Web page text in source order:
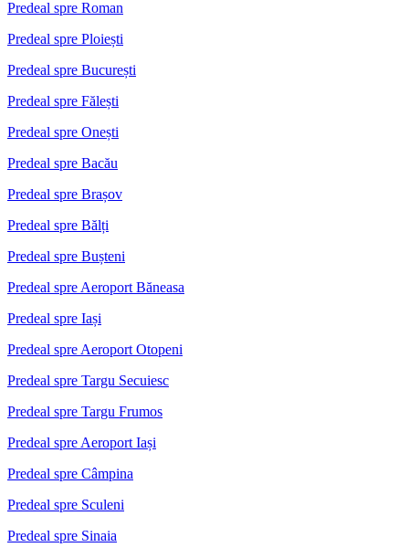
Predeal spre Roman
Predeal spre Ploiești
Predeal spre București
Predeal spre Fălești
Predeal spre Onești
Predeal spre Bacău
Predeal spre Brașov
Predeal spre Bălți
Predeal spre Bușteni
Predeal spre Aeroport Băneasa
Predeal spre Iași
Predeal spre Aeroport Otopeni
Predeal spre Targu Secuiesc
Predeal spre Targu Frumos
Predeal spre Aeroport Iași
Predeal spre Câmpina
Predeal spre Sculeni
Predeal spre Sinaia